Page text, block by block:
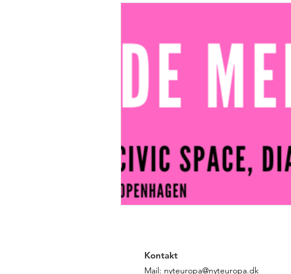
Kontakt
Mail: nyteuropa@nyteuropa.dk